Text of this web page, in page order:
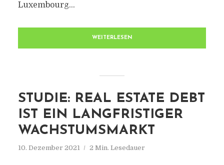
Luxembourg...
WEITERLESEN
STUDIE: REAL ESTATE DEBT
IST EIN LANGFRISTIGER
WACHSTUMSMARKT
10. Dezember 2021 2 Min. Lesedauer